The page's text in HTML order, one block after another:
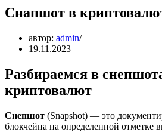
Снапшот в
автор: admin
19.11.2023
Разбираемся в
криптовалют
Снепшот (Snapshot) — это
блокчейна на определенной отметке